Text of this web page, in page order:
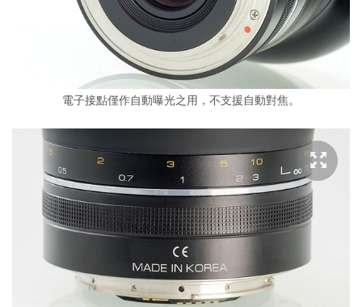
電子接點僅作自動曝光之用，不支援自動對焦。